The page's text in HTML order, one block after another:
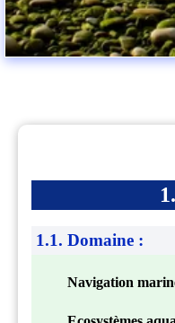
1.1. Domaine :
Navigation